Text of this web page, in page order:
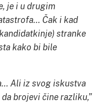
je i u drugim
Čak i kad
stranke
kako bi bile
Ali iz svog iskustva
brojevi čine razliku,”